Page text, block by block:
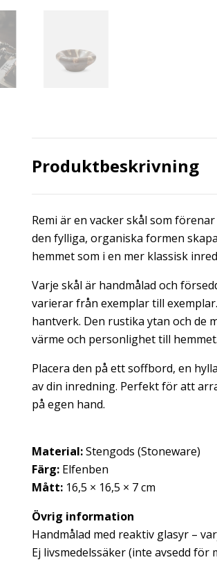
Produktbeskrivning
Remi är en vacker skål som
den fylliga, organiska formen
hemmet som i en mer klassisk
Varje skål är handmålad och
varierar från exemplar till
hantverk. Den rustika ytan och de
värme och personlighet till hemmet.
Placera den på ett soffbord, en
av din inredning. Perfekt för att
på egen hand.
Material:Stengods (Stoneware)
Färg: Elfenben
Mått: 16,5 × 16,5 × 7 cm
Övrig information
Handmålad med reaktiv glasyr –
Ej livsmedelssäker (inte avsedd för